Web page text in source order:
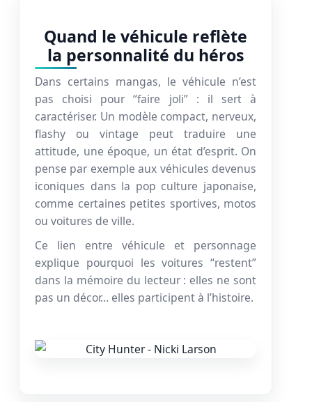
Quand le véhicule reflète
la personnalité du héros
Dans certains mangas, le véhicule n’est
pas choisi pour “faire joli” : il sert à
caractériser. Un modèle compact, nerveux,
flashy ou vintage peut traduire une
attitude, une époque, un état d’esprit. On
pense par exemple aux véhicules devenus
iconiques dans la pop culture japonaise,
comme certaines petites sportives, motos
ou voitures de ville.
Ce lien entre véhicule et personnage
explique pourquoi les voitures “restent”
dans la mémoire du lecteur : elles ne sont
pas un décor… elles participent à l’histoire.